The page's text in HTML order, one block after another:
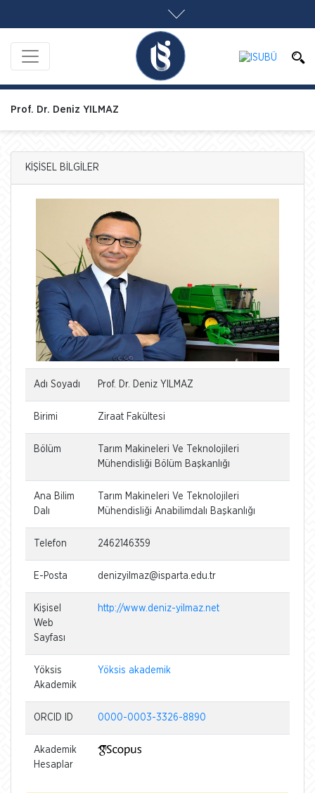
Prof. Dr. Deniz YILMAZ
KİŞİSEL BİLGİLER
Adı Soyadı Prof. Dr. Deniz YILMAZ
Birimi Ziraat Fakültesi
Bölüm
Tarım Makineleri Ve Teknolojileri
Mühendisliği Bölüm Başkanlığı
Ana Bilim
Dalı
Tarım Makineleri Ve Teknolojileri
Mühendisliği Anabilimdalı Başkanlığı
Telefon 2462146359
E-Posta denizyilmaz@isparta.edu.tr
Kişisel
Web
Sayfası
http://www.deniz-yilmaz.net
Yöksis
Akademik
Yöksis akademik
ORCID ID 0000-0003-3326-8890
Akademik
Hesaplar